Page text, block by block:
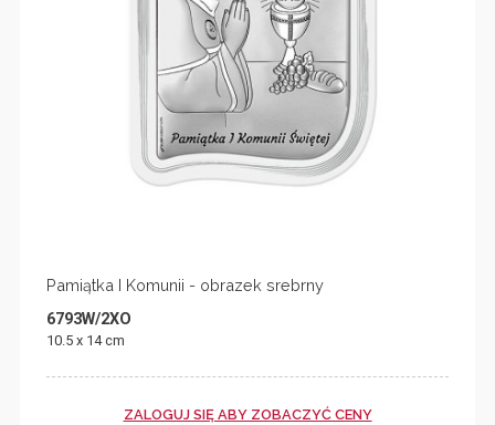
Pamiątka I Komunii - obrazek srebrny
6793W/2XO
10.5 x 14 cm
ZALOGUJ SIĘ ABY ZOBACZYĆ CENY